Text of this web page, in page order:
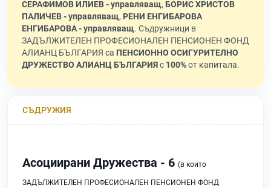
СЕРАФИМОВ ИЛИЕВ - управляващ, БОРИС ХРИСТОВ
ПАЛИЧЕВ - управляващ, РЕНИ ЕНГИБАРОВА
ЕНГИБАРОВА - управляващ. Съдружници в
ЗАДЪЛЖИТЕЛЕН ПРОФЕСИОНАЛЕН ПЕНСИОНЕН ФОНД
АЛИАНЦ БЪЛГАРИЯ са ПЕНСИОННО ОСИГУРИТЕЛНО
ДРУЖЕСТВО АЛИАНЦ БЪЛГАРИЯс 100%от капитала.
СЪДРУЖИЯ
Асоциирани Дружества - 6 (в които
ЗАДЪЛЖИТЕЛЕН ПРОФЕСИОНАЛЕН ПЕНСИОНЕН ФОНД